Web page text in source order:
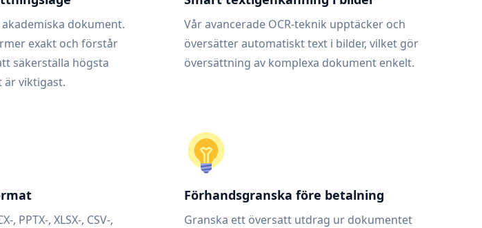
dokument.
exakt och förstår
säkerställa högsta
är viktigast.
Vår avancerade OCR-teknik upptäcker och
översätter automatiskt text i bilder, vilket gör
översättning av komplexa dokument enkelt.
, PPTX-, XLSX-, CSV-,
Förhandsgranska före betalning
Granska ett översatt utdrag ur dokumentet